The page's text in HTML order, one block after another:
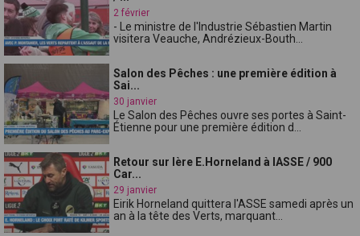
2 février
- Le ministre de l'Industrie Sébastien Martin
visitera Veauche, Andrézieux-Bouth...
Salon des Pêches : une première édition à
Sai...
30 janvier
Le Salon des Pêches ouvre ses portes à Saint-
Étienne pour une première édition d...
Retour sur lère E.Horneland à lASSE / 900
Car...
29 janvier
Eirik Horneland quittera l'ASSE samedi après un
an à la tête des Verts, marquant...